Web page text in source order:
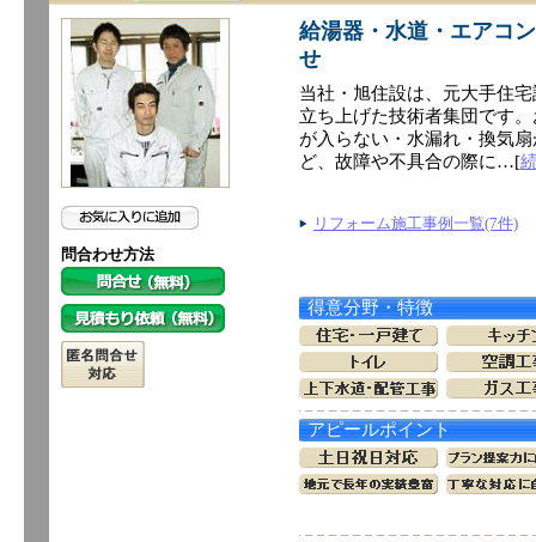
問合わせ方法
給湯器・水道・エアコ
せ
当社・旭住設は、元大手住
立ち上げた技術者集団です
が入らない・水漏れ・換気
ど、故障や不具合の際に…[
リフォーム施工事例一覧(7件)
得意分野・特徴
アピールポイント